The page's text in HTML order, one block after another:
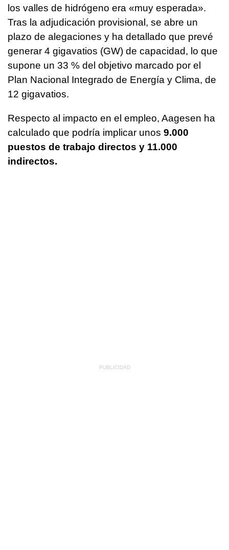
los valles de hidrógeno era «muy esperada».
Tras la adjudicación provisional, se abre un
plazo de alegaciones y ha detallado que prevé
generar 4 gigavatios (GW) de capacidad, lo que
supone un 33 % del objetivo marcado por el
Plan Nacional Integrado de Energía y Clima, de
12 gigavatios.
Respecto al impacto en el empleo, Aagesen ha
calculado que podría implicar unos 9.000
puestos de trabajo directos y 11.000
indirectos.